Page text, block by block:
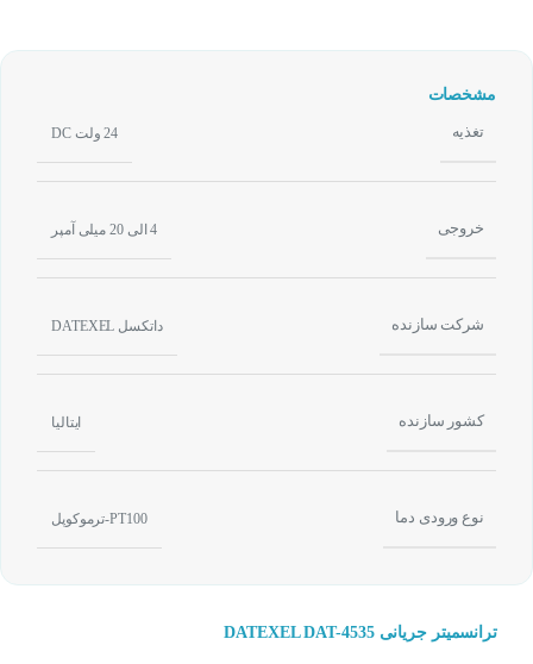
مشخصات
تغذیه 24 ولت DC
خروجی 4 الی 20 میلی آمپر
شرکت سازنده داتکسل DATEXEL
کشور سازنده ایتالیا
نوع ورودی دما PT100-ترموکوپل
ترانسمیتر جریانی DATEXEL DAT-4535